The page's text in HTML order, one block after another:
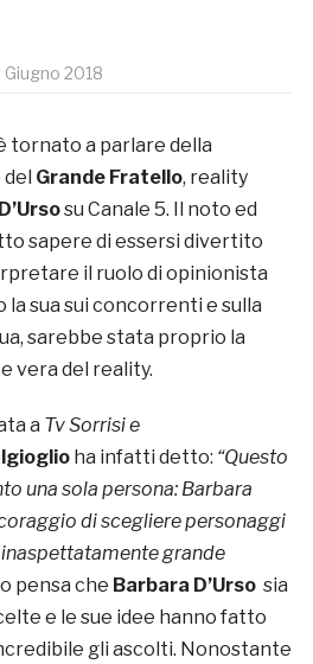
Giugno 2018
tornato a parlare della
Grande Fratello, reality
su Canale 5. Il noto ed
sapere di essersi divertito
il ruolo di opinionista
la sua sui concorrenti e sulla
sarebbe stata proprio la
vera del reality.
a Tv Sorrisi e
ha infatti detto: “Questo
una sola persona: Barbara
di scegliere personaggi
grande
pensa che Barbara D’Urso sia
e le sue idee hanno fatto
gli ascolti. Nonostante